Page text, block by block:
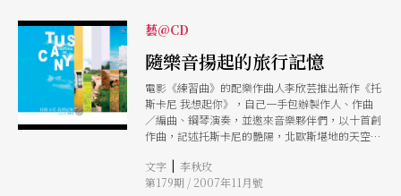
藝@CD
隨樂音揚起的旅行記憶
電影《練習曲》的配樂作曲人李欣芸推出新作《托
斯卡尼 我想起你》，自己一手包辦製作人、作曲
／編曲、鋼琴演奏，並邀來音樂夥伴們，以十首創
作曲，記述托斯卡尼的艷陽，北歐斯堪地的天空，
文字 | 李秋玫
第179期 / 2007年11月號